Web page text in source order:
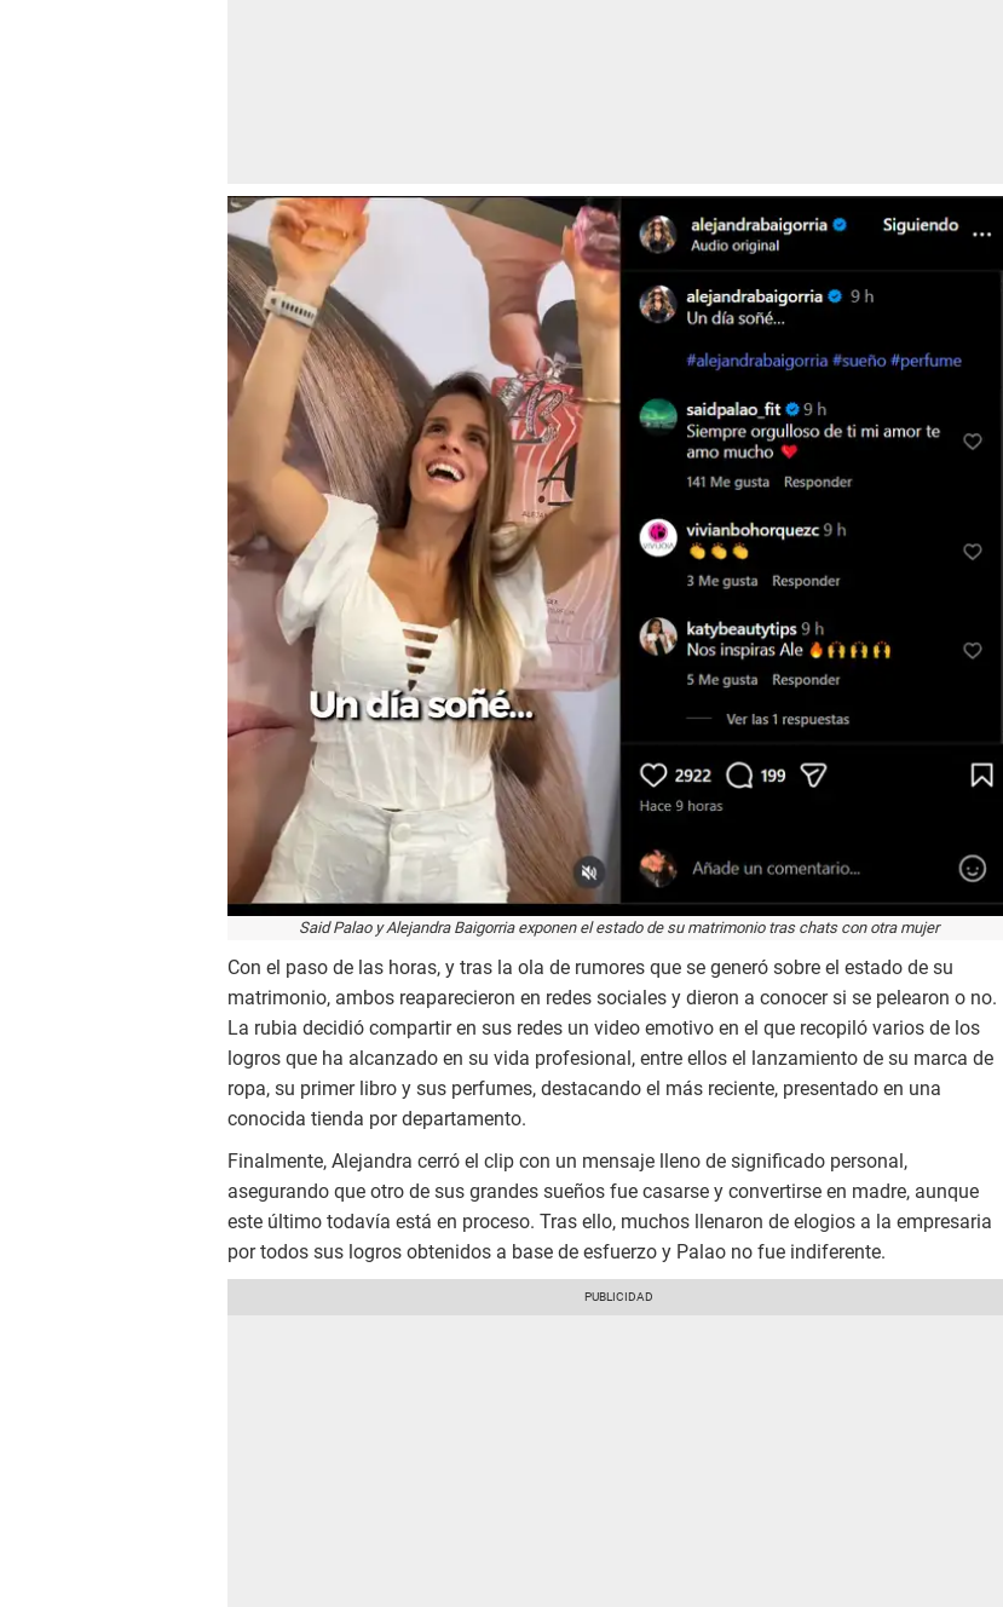
Said Palao y Alejandra Baigorria exponen el estado de su matrimonio tras chats con otra mujer
Con el paso de las horas, y tras la ola de rumores que se generó sobre el estado de su
matrimonio, ambos reaparecieron en redes sociales y dieron a conocer si se pelearon o no.
La rubia decidió compartir en sus redes un video emotivo en el que recopiló varios de los
logros que ha alcanzado en su vida profesional, entre ellos el lanzamiento de su marca de
ropa, su primer libro y sus perfumes, destacando el más reciente, presentado en una
conocida tienda por departamento.
Finalmente, Alejandra cerró el clip con un mensaje lleno de significado personal,
asegurando que otro de sus grandes sueños fue casarse y convertirse en madre, aunque
este último todavía está en proceso. Tras ello, muchos llenaron de elogios a la empresaria
por todos sus logros obtenidos a base de esfuerzo y Palao no fue indiferente.